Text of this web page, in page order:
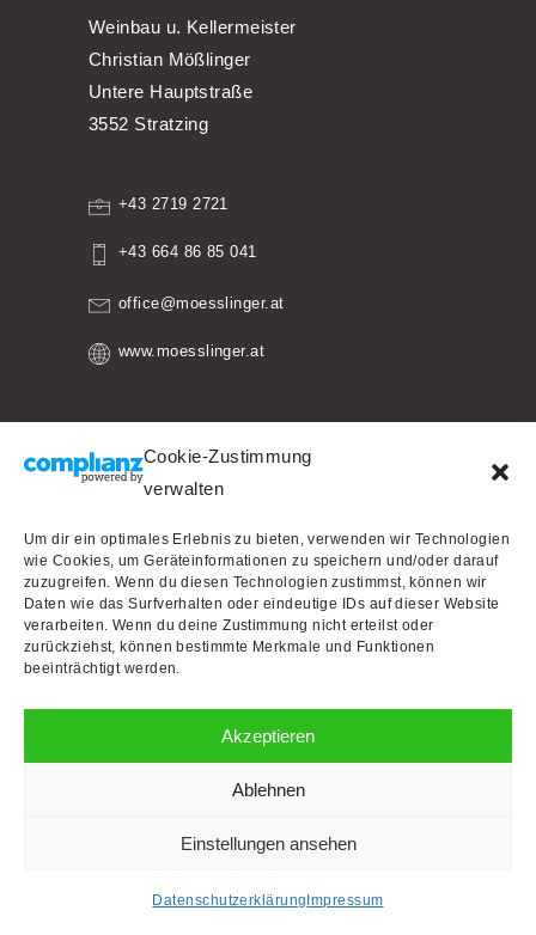
Cookie-Zustimmung
verwalten
Um dir ein optimales Erlebnis zu bieten, verwenden wir Technologien
wie Cookies, um Geräteinformationen zu speichern und/oder darauf
zuzugreifen. Wenn du diesen Technologien zustimmst, können wir
Daten wie das Surfverhalten oder eindeutige IDs auf dieser Website
verarbeiten. Wenn du deine Zustimmung nicht erteilst oder
zurückziehst, können bestimmte Merkmale und Funktionen
beeinträchtigt werden.
Akzeptieren
Ablehnen
Einstellungen ansehen
Datenschutzerklärung Impressum
Weinbau u. Kellermeister
Christian Mößlinger
Untere Hauptstraße
3552 Stratzing
+43 2719 2721
+43 664 86 85 041
office@moesslinger.at
www.moesslinger.at
Impressum
Falstaff.at
A La Carte.at
Wir Winzer.at